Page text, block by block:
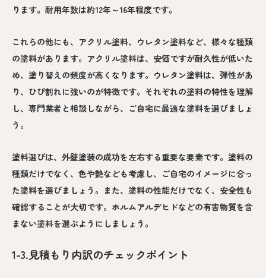
ります。耐用年数は約12年～16年程度です。
これらの他にも、アクリル塗料、ウレタン塗料など、様々な種類
の塗料があります。アクリル塗料は、安価ですが耐久性が低いた
め、塗り替えの頻度が高くなります。ウレタン塗料は、弾性があ
り、ひび割れに強いのが特徴です。それぞれの塗料の特性を理解
し、専門業者と相談しながら、ご自宅に最適な塗料を選びましょ
う。
塗料選びは、外壁塗装の成功を左右する重要な要素です。塗料の
種類だけでなく、色や艶なども考慮し、ご自宅のイメージに合っ
た塗料を選びましょう。また、塗料の性能だけでなく、安全性も
確認することが大切です。ホルムアルデヒドなどの有害物質を含
まない塗料を選ぶようにしましょう。
1-3.見積もり内訳のチェックポイント